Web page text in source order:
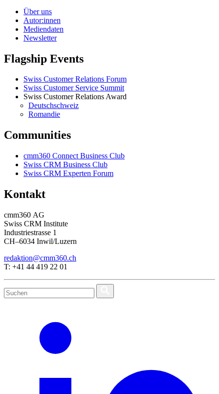
Über uns
Autor:innen
Mediendaten
Newsletter
Flagship Events
Swiss Customer Relations Forum
Swiss Customer Service Summit
Swiss Customer Relations Award
Deutschschweiz
Romandie
Communities
cmm360 Connect Business Club
Swiss CRM Business Club
Swiss CRM Experten Forum
Kontakt
cmm360 AG
Swiss CRM Institute
Industriestrasse 1
CH–6034 Inwil/Luzern
redaktion@cmm360.ch
T: +41 44 419 22 01